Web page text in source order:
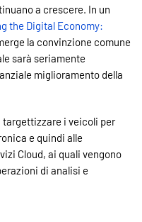
a crescere. In un
the Digital Economy:
la convinzione comune
sarà seriamente
miglioramento della
targettizzare i veicoli per
e quindi alle
Cloud, ai quali vengono
di analisi e